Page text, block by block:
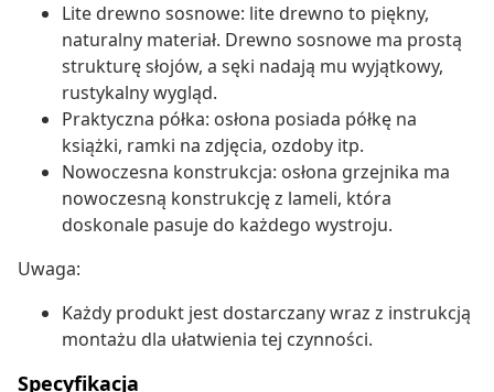
Lite drewno sosnowe: lite drewno to piękny,
naturalny materiał. Drewno sosnowe ma prostą
strukturę słojów, a sęki nadają mu wyjątkowy,
rustykalny wygląd.
Praktyczna półka: osłona posiada półkę na
książki, ramki na zdjęcia, ozdoby itp.
Nowoczesna konstrukcja: osłona grzejnika ma
nowoczesną konstrukcję z lameli, która
doskonale pasuje do każdego wystroju.
Uwaga:
Każdy produkt jest dostarczany wraz z instrukcją
montażu dla ułatwienia tej czynności.
Specyfikacja